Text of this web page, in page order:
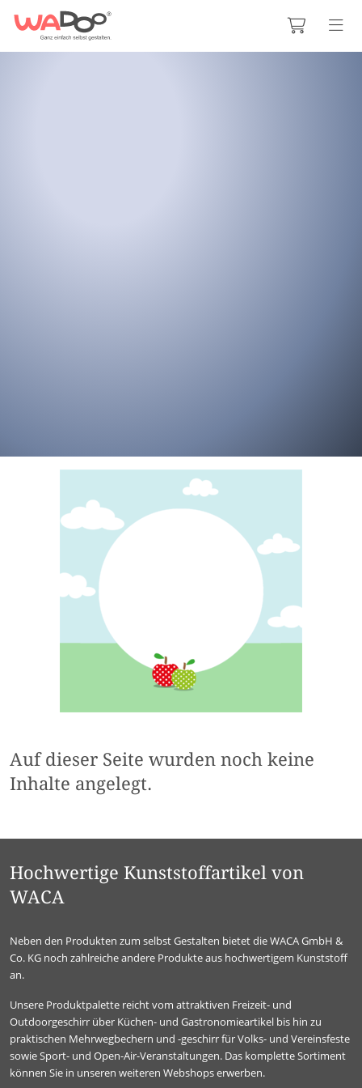
Auf dieser Seite wurden noch keine
Inhalte angelegt.
Hochwertige Kunststoffartikel von
WACA
Neben den Produkten zum selbst Gestalten bietet die WACA GmbH &
Co. KG noch zahlreiche andere Produkte aus hochwertigem Kunststoff
an.
Unsere Produktpalette reicht vom attraktiven Freizeit- und
Outdoorgeschirr über Küchen- und Gastronomieartikel bis hin zu
praktischen Mehrwegbechern und -geschirr für Volks- und Vereinsfeste
sowie Sport- und Open-Air-Veranstaltungen. Das komplette Sortiment
können Sie in unseren weiteren Webshops erwerben.